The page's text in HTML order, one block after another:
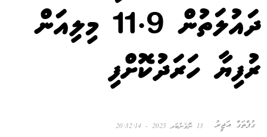
ދައުލަތުން 11.9 މިލިއަން
ރުފިޔާ ހަރަދުކޮށްފި
ގުފްތަގް އަޖީރު 13 ނޮވެންބަރ 2025 - 20:32:14